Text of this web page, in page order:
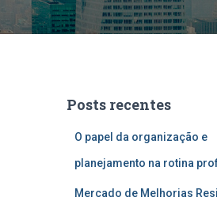
Posts recentes
O papel da organização e
planejamento na rotina
Mercado de Melhorias